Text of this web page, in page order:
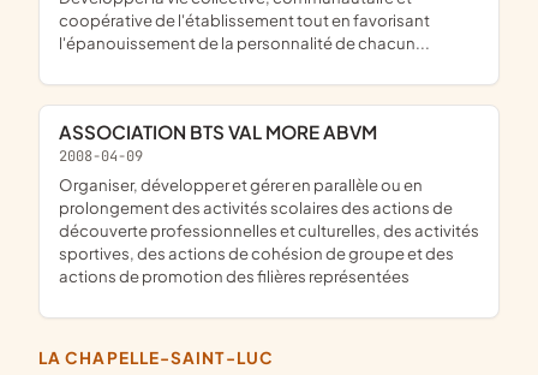
coopérative de l'établissement tout en favorisant
l'épanouissement de la personnalité de chacun...
ASSOCIATION BTS VAL MORE ABVM
2008-04-09
organiser, développer et gérer en parallèle ou en
prolongement des activités scolaires des actions de
découverte professionnelles et culturelles, des activités
sportives, des actions de cohésion de groupe et des
actions de promotion des filières représentées
LA CHAPELLE-SAINT-LUC